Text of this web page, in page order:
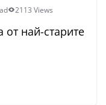
2113 Views
от най-старите